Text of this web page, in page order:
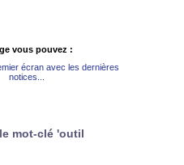
vous pouvez :
écran avec les dernières
notices...
mot-clé 'outil